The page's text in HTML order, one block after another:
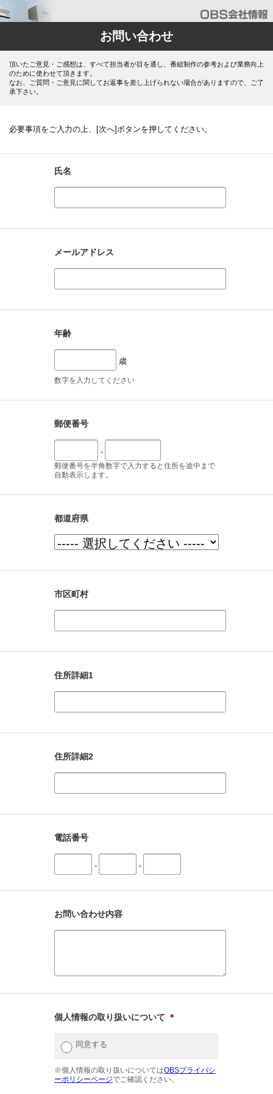
お問い合わせ
頂いたご意見・ご感想は、すべて担当者が目を通し、番組制作の参考および業務向上
のために使わせて頂きます。
なお、ご質問・ご意見に関してお返事を差し上げられない場合がありますので、ご了
承下さい。
必要事項をご入力の上、[次へ]ボタンを押してください。
氏名
メールアドレス
年齢
歳
数字を入力してください
郵便番号
-
郵便番号を半角数字で入力すると住所を途中まで
自動表示します。
都道府県
市区町村
住所詳細1
住所詳細2
電話番号
- -
お問い合わせ内容
個人情報の取り扱いについて ＊
同意する
※個人情報の取り扱いについてはOBSプライバシ
ーポリシーページでご確認ください。